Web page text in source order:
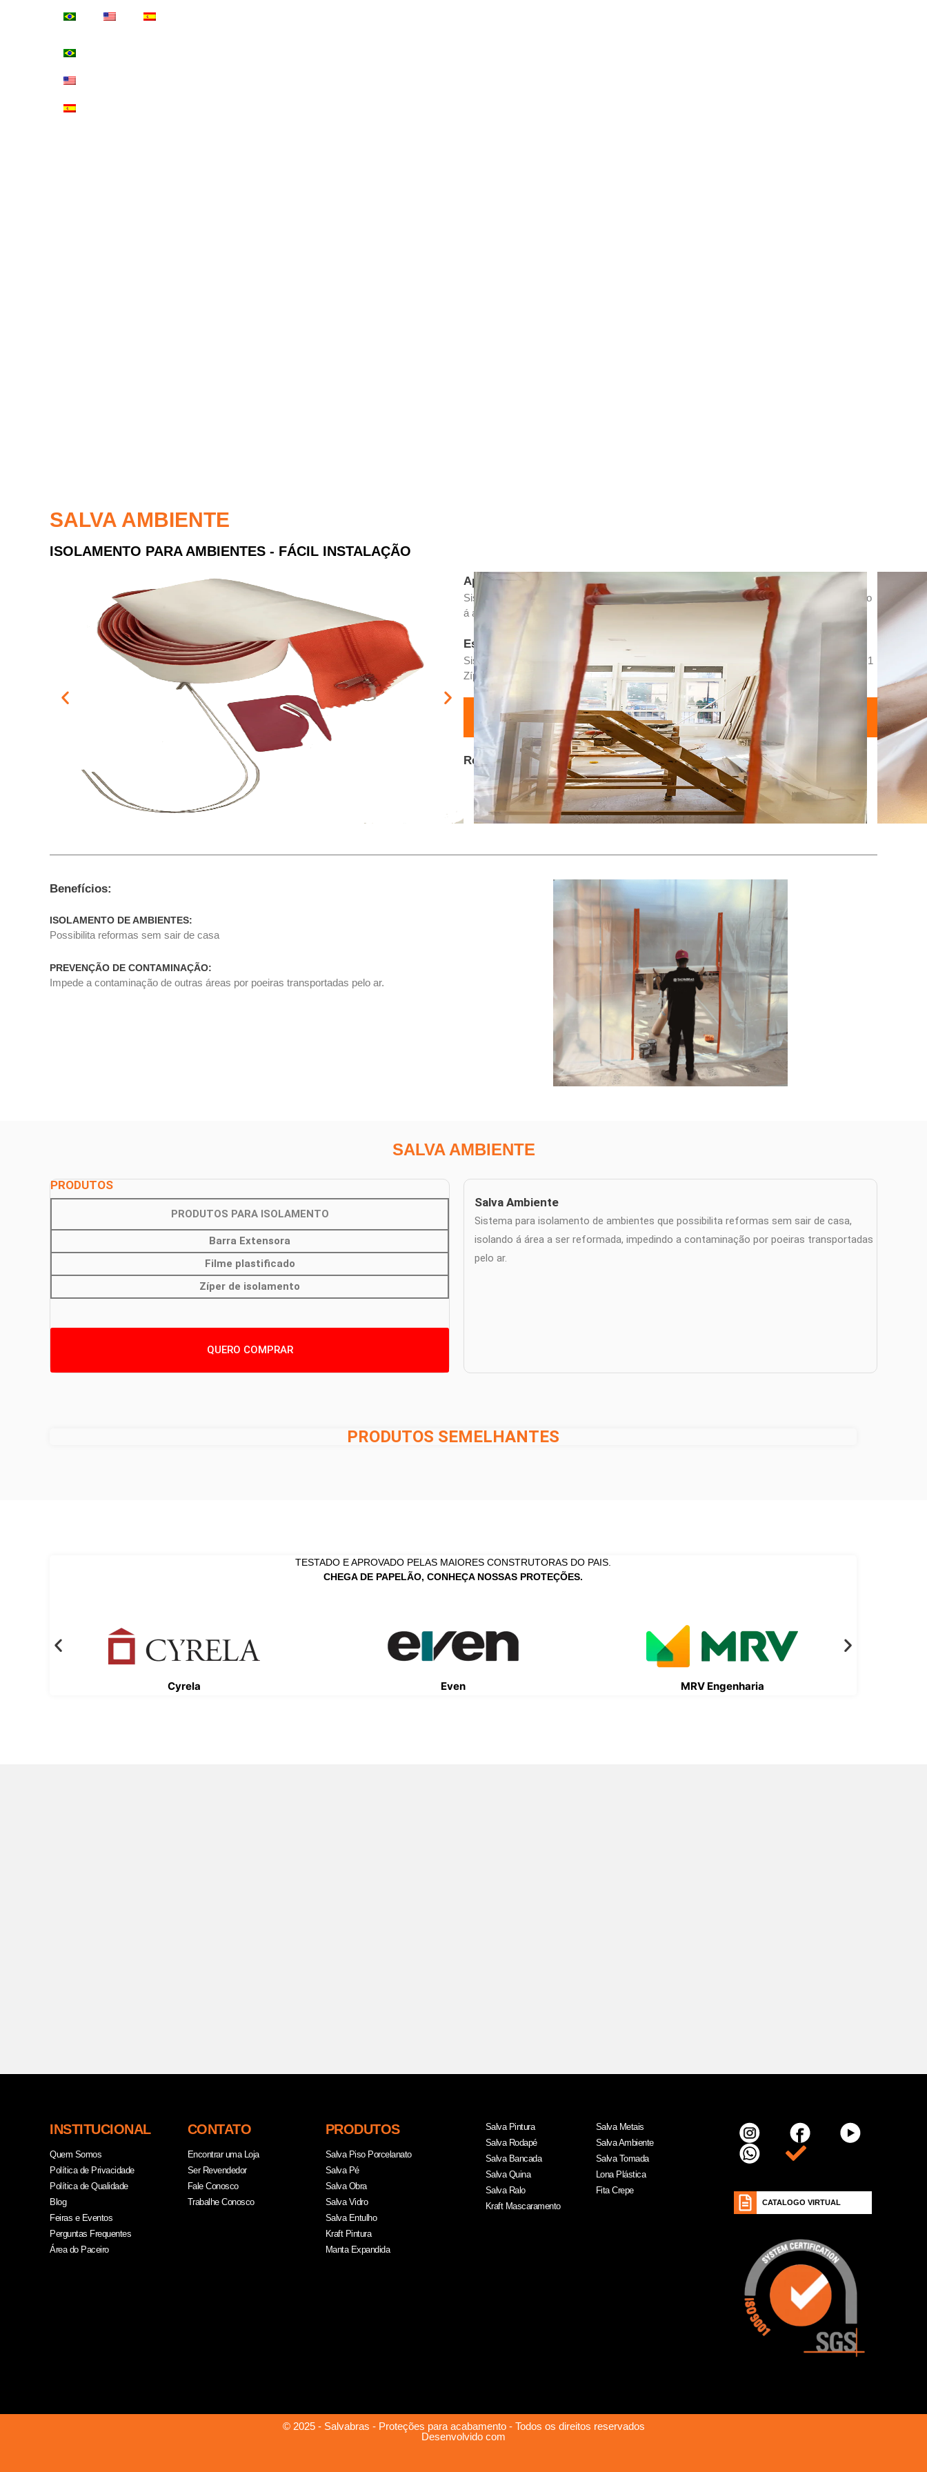
SALVA AMBIENTE
ISOLAMENTO PARA AMBIENTES - FÁCIL INSTALAÇÃO
Aplicação:
Sistema para isolamento de ambientes que possibilita reformas sem sair de casa, isolando
á área a ser reformada, impedindo a contaminação por poeiras transportadas pelo ar.
Especificações Técnicas:
Sistema para isolamento de ambientes, composto por: 1 Lona plástica de alta espessura, 1
Zíper adesivo e 2 Barras de sustentação
Recomendação:
Limpeza
Organização
Benefícios:
ISOLAMENTO DE AMBIENTES:
Possibilita reformas sem sair de casa
PREVENÇÃO DE CONTAMINAÇÃO:
Impede a contaminação de outras áreas por poeiras transportadas pelo ar.
SALVA AMBIENTE
PRODUTOS
PRODUTOS PARA ISOLAMENTO
Barra Extensora
Filme plastificado
Zíper de isolamento
QUERO COMPRAR
Salva Ambiente
Sistema para isolamento de ambientes que possibilita reformas sem sair de casa,
isolando á área a ser reformada, impedindo a contaminação por poeiras transportadas
pelo ar.
PRODUTOS SEMELHANTES
TESTADO E APROVADO PELAS MAIORES CONSTRUTORAS DO PAIS.
CHEGA DE PAPELÃO, CONHEÇA NOSSAS PROTEÇÕES.
Cyrela Even MRV Engenharia
INSTITUCIONAL
Quem Somos
Política de Privacidade
Política de Qualidade
Blog
Feiras e Eventos
Perguntas Frequentes
Área do Paceiro
CONTATO
Encontrar uma Loja
Ser Revendedor
Fale Conosco
Trabalhe Conosco
PRODUTOS
Salva Piso Porcelanato
Salva Pé
Salva Obra
Salva Vidro
Salva Entulho
Kraft Pintura
Manta Expandida
Salva Pintura
Salva Rodapé
Salva Bancada
Salva Quina
Salva Ralo
Kraft Mascaramento
Salva Metais
Salva Ambiente
Salva Tomada
Lona Plástica
Fita Crepe
CATALOGO VIRTUAL
© 2025 - Salvabras - Proteções para acabamento - Todos os direitos reservados
Desenvolvido com